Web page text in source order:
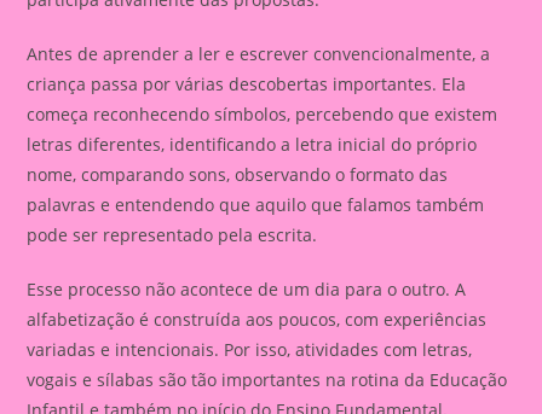
Antes de aprender a ler e escrever convencionalmente, a
criança passa por várias descobertas importantes. Ela
começa reconhecendo símbolos, percebendo que existem
letras diferentes, identificando a letra inicial do próprio
nome, comparando sons, observando o formato das
palavras e entendendo que aquilo que falamos também
pode ser representado pela escrita.
Esse processo não acontece de um dia para o outro. A
alfabetização é construída aos poucos, com experiências
variadas e intencionais. Por isso, atividades com letras,
vogais e sílabas são tão importantes na rotina da Educação